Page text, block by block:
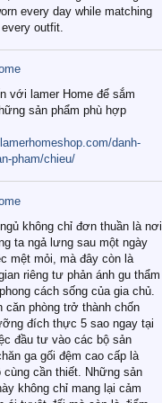
every day while matching
outfit.
với lamer Home để sắm
sản phẩm phù hợp
danh-
pham/chieu/
không chỉ đơn thuần là nơi
ta ngả lưng sau một ngày
mệt mỏi, mà đây còn là
riêng tư phản ánh gu thẩm
cách sống của gia chủ.
căn phòng trở thành chốn
đích thực 5 sao ngay tại
đầu tư vào các bộ sản
ga gối đệm cao cấp là
cùng cần thiết. Những sản
không chỉ mang lại cảm